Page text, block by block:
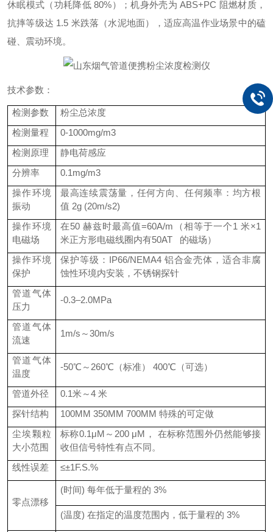
休眠模式（功耗降低 80%）；机身外壳为 ABS+PC 阻燃材质，
抗摔等级达 1.5 米跌落（水泥地面），适应高温作业场景中的磕
碰、震动环境。
技术参数：
检测参数
粉尘总浓度
检测量程
0-1000mg/m3
检测原理
静电荷感应
分辨率
0.1mg/m3
操作环境
振动
最高连续震荡量，任何方向、任何频率：均方根
值 2g (20m/s2)
操作环境
电磁场
在50 赫兹时最高值=60A/m（相等于一个1 米×1
米正方形电磁线圈内有50AT 的磁场）
操作环境
保护
保护等级：IP66/NEMA4 铝合金壳体，适合非腐
蚀性环境内安装，不锈钢探针
管道气体
压力
-0.3–2.0MPa
管道气体
流速
1m/s～30m/s
管道气体
温度
-50℃～260℃（标准） 400℃（可选）
管道外径
0.1米～4 米
探针结构
100MM 350MM 700MM 特殊的可定做
尘埃颗粒
大小范围
标称0.1μM～200 μM， 在标称范围外仍然能够接
收但信号特性有点不同。
线性误差
≤±1F.S.%
零点漂移
(时间) 每年低于量程的 3%
(温度) 在指定的温度范围内，低于量程的 3%